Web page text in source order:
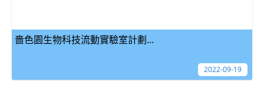
嗇色園生物科技流動實驗室計劃...
2022-09-19